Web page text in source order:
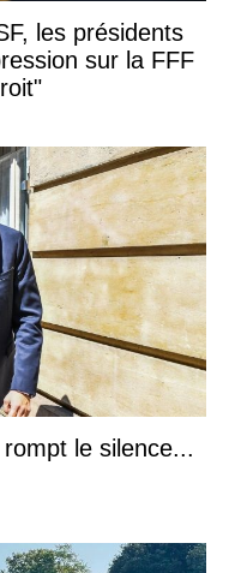
les présidents
sur la FFF
le silence...